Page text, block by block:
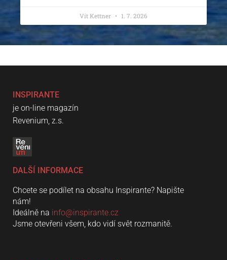
Vít Kettner 1. 7. 2026
INSPIRANTE
je on-line magazín
Revenium, z.s.
DALŠÍ INFORMACE
Chcete se podílet na obsahu Inspirante? Napište
nám!
Ideálně na info@inspirante.cz
Jsme otevřeni všem, kdo vidí svět rozmanitě.